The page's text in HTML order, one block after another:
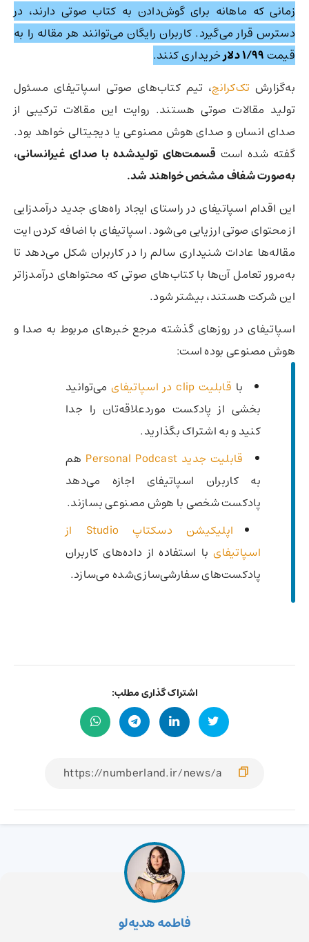
زمانی که ماهانه برای گوش‌دادن به کتاب صوتی دارند، در
دسترس قرار می‌گیرد. کاربران رایگان می‌توانند هر مقاله را به
قیمت۱/۹۹ دلار
خریداری کنند.
به‌گزارش تک‌کرانچ، تیم کتاب‌های صوتی اسپاتیفای مسئول
تولید مقالات صوتی هستند. روایت این مقالات ترکیبی از
صدای انسان و صدای هوش مصنوعی یا دیجیتالی خواهد بود.
گفته شده است قسمت‌های تولیدشده با صدای غیرانسانی،
به‌صورت شفاف مشخص خواهند شد.
این اقدام اسپاتیفای در راستای ایجاد راه‌های جدید درآمدزایی
از محتوای صوتی ارزیابی می‌شود. اسپاتیفای با اضافه کردن ایت
مقاله‌ها عادات شنیداری سالم را در کاربران شکل می‌دهد تا
به‌مرور تعامل آن‌ها با کتاب‌های صوتی که محتواهای درآمدزاتر
این شرکت هستند، بیشتر شود.
اسپاتیفای در روزهای گذشته مرجع خبرهای مربوط به صدا و
هوش مصنوعی بوده است:
با قابلیت clip در اسپاتیفای
می‌توانید
بخشی از پادکست موردعلاقه‌تان را جدا
کنید و به اشتراک بگذارید.
قابلیت جدید Personal Podcast
هم
به کاربران اسپاتیفای اجازه می‌دهد
پادکست شخصی با هوش مصنوعی بسازند.
اپلیکیشن دسکتاپ Studio از
اسپاتیفایبا استفاده از داده‌های کاربران
پادکست‌های سفارشی‌سازی‌شده می‌سازد.
اشتراک گذاری مطلب:
فاطمه هدیه‌لو